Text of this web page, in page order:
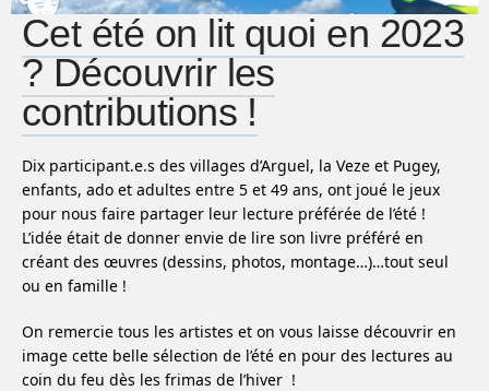
Cet été on lit quoi en 2023
? Découvrir les
contributions !
Dix participant.e.s des villages d’Arguel, la Veze et Pugey,
enfants, ado et adultes entre 5 et 49 ans, ont joué le jeux
pour nous faire partager leur lecture préférée de l’été !
L’idée était de donner envie de lire son livre préféré en
créant des œuvres (dessins, photos, montage…)…tout seul
ou en famille !
On remercie tous les artistes et on vous laisse découvrir en
image cette belle sélection de l’été en pour des lectures au
coin du feu dès les frimas de l’hiver !